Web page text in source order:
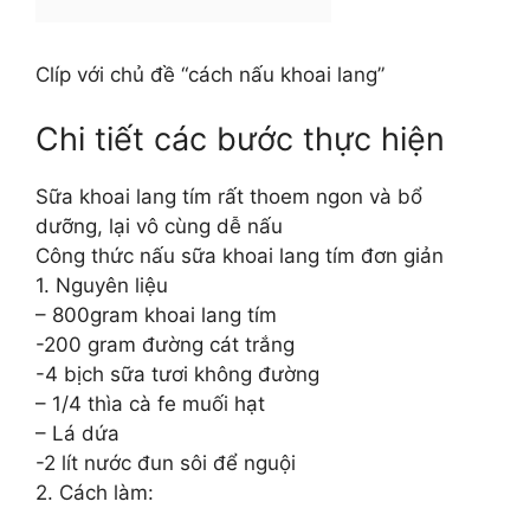
Clíp với chủ đề “cách nấu khoai lang”
Chi tiết các bước thực hiện
Sữa khoai lang tím rất thoem ngon và bổ
dưỡng, lại vô cùng dễ nấu
Công thức nấu sữa khoai lang tím đơn giản
1. Nguyên liệu
– 800gram khoai lang tím
-200 gram đường cát trắng
-4 bịch sữa tươi không đường
– 1/4 thìa cà fe muối hạt
– Lá dứa
-2 lít nước đun sôi để nguội
2. Cách làm: